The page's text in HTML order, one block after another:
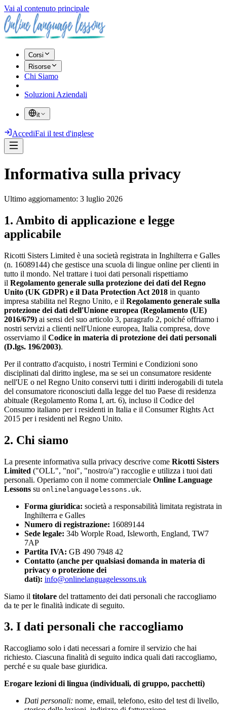
Vai al contenuto principale
Corsi
Risorse
Chi Siamo
Soluzioni Aziendali
it
AccediFai il test d'inglese
Informativa sulla privacy
Ultimo aggiornamento: 3 luglio 2026
1. Ambito di applicazione e legge
applicabile
Ricotti Sisters Limited è una società registrata in Inghilterra e Galles
(n. 16089144) che gestisce una scuola di lingue online per clienti in
tutto il mondo. Nel trattare i tuoi dati personali rispettiamo
il Regolamento generale sulla protezione dei dati del Regno
Unito (UK GDPR) e il Data Protection Act 2018 in quanto
impresa stabilita nel Regno Unito, e il Regolamento generale sulla
protezione dei dati dell'Unione europea (Regolamento (UE)
2016/679) ai sensi del suo articolo 3, paragrafo 2, poiché offriamo i
nostri servizi a clienti nell'Unione europea, Italia compresa, dove
osserviamo il Codice in materia di protezione dei dati personali
(D.lgs. 196/2003).
Per il contratto d'acquisto, i nostri Termini e Condizioni sono
disciplinati dal diritto inglese, ma se sei un consumatore residente
nell'UE o nel Regno Unito conservi tutti i diritti inderogabili di tutela
del consumatore riconosciuti dalla legge del tuo Paese di residenza
abituale (Regolamento Roma I, art. 6), incluso il Codice del
Consumo italiano per i residenti in Italia e il Consumer Rights Act
2015 per i residenti nel Regno Unito.
2. Chi siamo
La presente informativa sulla privacy descrive come Ricotti Sisters
Limited ("OLL", "noi", "nostro/a") raccoglie e utilizza i tuoi dati
personali. Operiamo con il nome commerciale Online Language
Lessons su onlinelanguagelessons.uk.
Forma giuridica: società a responsabilità limitata registrata in
Inghilterra e Galles
Numero di registrazione: 16089144
Sede legale: 34b Worple Road, Isleworth, England, TW7
7AP
Partita IVA: GB 490 7948 42
Contatto (anche per qualsiasi domanda in materia di
privacy o protezione dei
dati): info@onlinelanguagelessons.uk
Siamo il titolare del trattamento dei dati personali che raccogliamo
da te per le finalità indicate di seguito.
3. I dati personali che raccogliamo
Raccogliamo solo i dati necessari a fornire il servizio che hai
richiesto. Ciascuna finalità di seguito indica quali dati raccogliamo,
perché e su quale base giuridica.
Erogare lezioni di lingua (individuali, di gruppo, pacchetti)
Dati personali: nome, email, telefono, esito del test di livello,